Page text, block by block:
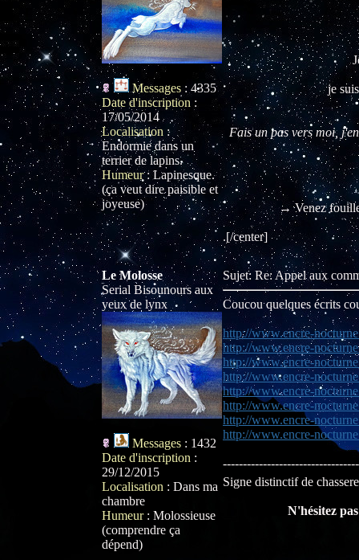
Messages : 4335
Date d'inscription :
17/05/2014
Localisation :
Endormie dans un
terrier de lapins.
Humeur: Lapinesque.
(ça veut dire paisible et
joyeuse)
je
Fais un pas vers moi,
→ Venez
.[/center]
Le Molosse
Serial Bisounours aux
yeux de lynx
Messages : 1432
Date d'inscription :
29/12/2015
Localisation : Dans ma
chambre
Humeur: Molossieuse
(comprendre ça
dépend)
Sujet: Re: Appel aux
Coucou quelques écrits
http://www.encre-
http://www.encre-
http://www.encre-
http://www.encre-
http://www.encre-
http://www.encre-
http://www.encre-
http://www.encre-
Signe distinctif de
N'hésitez